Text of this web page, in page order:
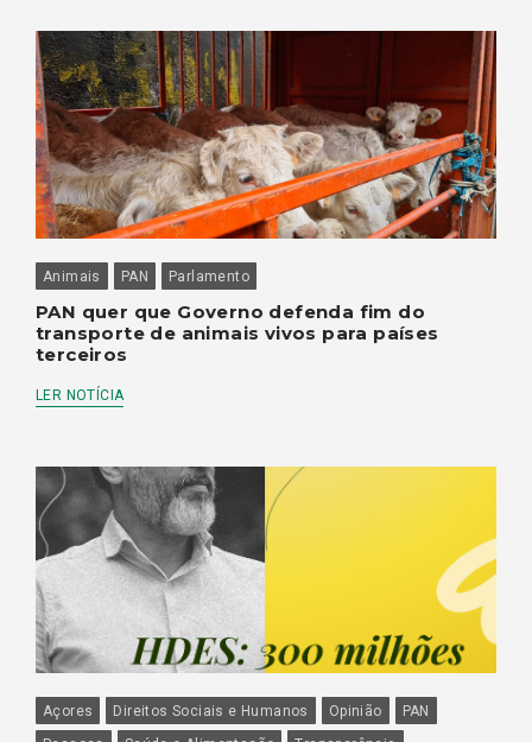
Animais PAN Parlamento
PAN quer que Governo defenda fim do
transporte de animais vivos para países
terceiros
LER NOTÍCIA
Açores Direitos Sociais e Humanos Opinião
PAN